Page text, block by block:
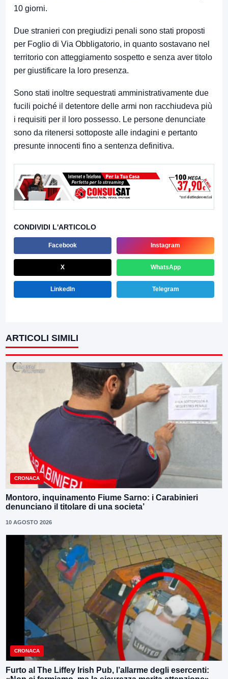
10 giorni.
Due stranieri con pregiudizi penali sono stati proposti
per Foglio di Via Obbligatorio, in quanto sostavano nel
territorio con atteggiamento sospetto e senza aver titolo
per giustificare la loro presenza.
Sono stati inoltre sequestrati amministrativamente due
fucili poiché il detentore delle armi non racchiudeva più
i requisiti per il loro possesso. Le persone denunciate
sono da ritenersi sottoposte alle indagini e pertanto
presunte innocenti fino a sentenza definitiva.
CONDIVIDI L'ARTICOLO
Facebook Instagram
X WhatsApp
LinkedIn Telegram
ARTICOLI SIMILI
CRONACA
Montoro, inquinamento Fiume Sarno: i Carabinieri
denunciano il titolare di una societa’
10 AGOSTO 2026
CRONACA
Furto al The Liffey Irish Pub, l’allarme degli esercenti: